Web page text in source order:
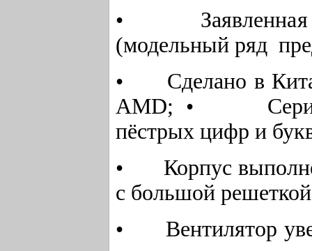
• Заявленная
(модельный ряд
• Сделано в
AMD; •
пёстрых цифр и
• Корпус
с большой
• Вентилятор